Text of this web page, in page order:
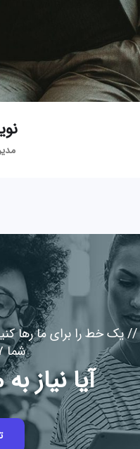
// یک خط را برای ما رها
شما 24/7 هستیم
آیا نیاز